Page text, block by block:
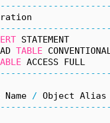
TABLE
ACCESS
/ Object